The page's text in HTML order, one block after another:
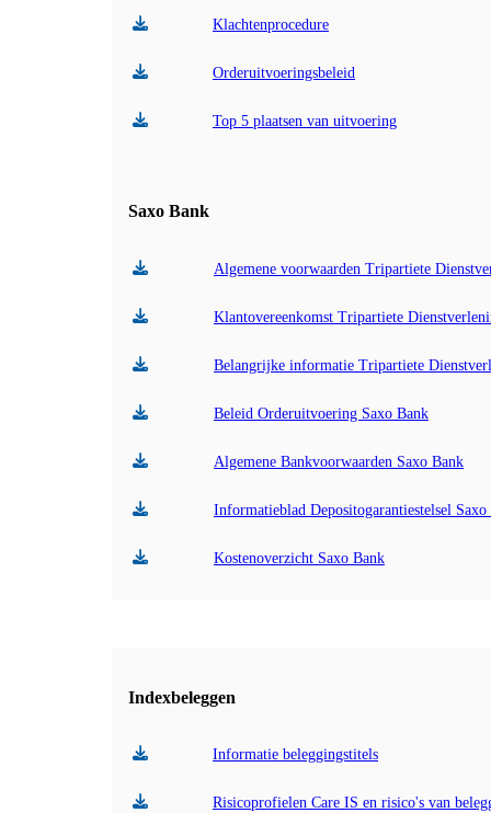
Klachtenprocedure
Orderuitvoeringsbeleid
Top 5 plaatsen van uitvoering
Saxo Bank
Algemene voorwaarden Tripartiete
Klantovereenkomst Tripartiete
Belangrijke informatie Tripartiete
Beleid Orderuitvoering Saxo Bank
Algemene Bankvoorwaarden Saxo Bank
Informatieblad Depositogarantiestelsel Saxo
Kostenoverzicht Saxo Bank
Indexbeleggen
Informatie beleggingstitels
Risicoprofielen Care IS en risico's van